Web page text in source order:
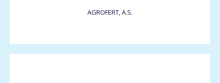
AGROFERT, A.S.